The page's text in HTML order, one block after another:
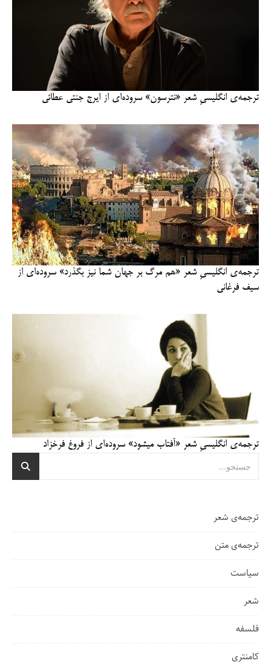
ترجمه‌ی انگلیسیِ شعر «نترسون» سروده‌ای از ایرج جنتی عطائی
ترجمه‌ی انگلیسیِ شعر «هم مرگ بر جهان شما نیز بگذرد» سروده‌ای از
سیف فرغانی
ترجمه‌ی انگلیسیِ شعر «آفتاب میشود» سروده‌ای از فروغ فرخزاد
ترجمه‌ی شعر
ترجمه‌ی متن
سیاست
شعر
فلسفه
کامنتری